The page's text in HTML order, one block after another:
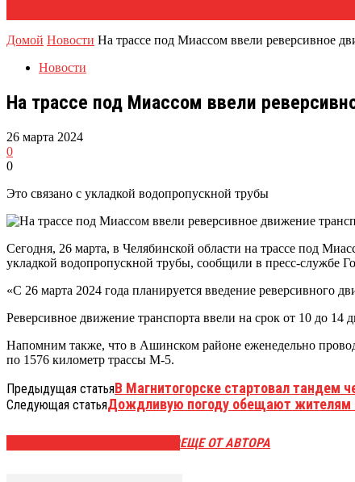
Домой Новости На трассе под Миассом ввели реверсивное
Новости
На трассе под Миассом ввели
26 марта 2024
0
0
Это связано с укладкой водопропускной трубы
Сегодня, 26 марта, в Челябинской области на трассе под
укладкой водопропускной трубы, сообщили в пресс-службе
«С 26 марта 2024 года планируется введение реверсивного
Реверсивное движение транспорта ввели на срок от 10 до
Напомним также, что в Ашинском районе еженедельно
по 1576 километр трассы М-5.
Предыдущая статьяВ Магнитогорске стартовал тандем
Следующая статьяДождливую погоду обещают жителям
ЕЩЕ ОТ АВТОРА